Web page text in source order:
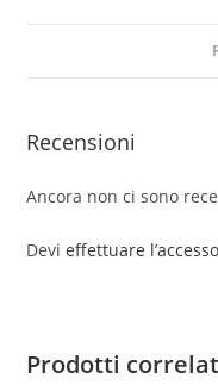
Recensioni
Ancora non ci sono
Devieffettuare l’accesso
Prodotti